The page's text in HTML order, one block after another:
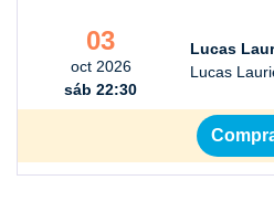
03
oct 2026
sáb 22:30
Lucas
Lucas